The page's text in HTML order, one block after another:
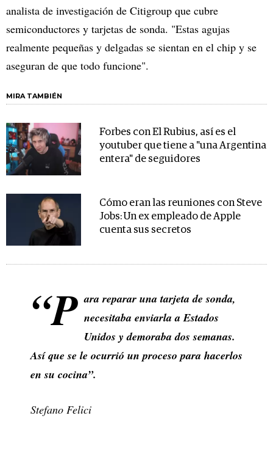
analista de investigación de Citigroup que cubre
semiconductores y tarjetas de sonda. "Estas agujas
realmente pequeñas y delgadas se sientan en el chip y se
aseguran de que todo funcione".
MIRA TAMBIÉN
Forbes con El Rubius, así es el
youtuber que tiene a "una Argentina
entera" de seguidores
Cómo eran las reuniones con Steve
Jobs: Un ex empleado de Apple
cuenta sus secretos
“P ara reparar una tarjeta de sonda,
necesitaba enviarla a Estados
Unidos y demoraba dos semanas.
Así que se le ocurrió un proceso para hacerlos
en su cocina”.
Stefano Felici